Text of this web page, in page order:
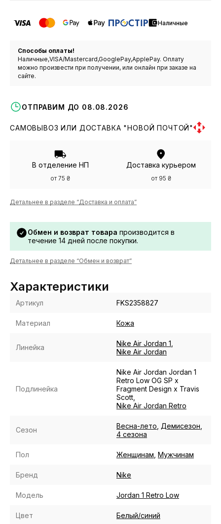
Наличные
Способы оплаты!
Наличные,VISA/Mastercard,GooglePay,ApplePay. Оплату
можно произвести при получении, или онлайн при заказе на
сайте.
ОТПРАВИМ ДО 08.08.2026
САМОВЫВОЗ ИЛИ ДОСТАВКА "НОВОЙ ПОЧТОЙ"
В отделение НП
от 75 ₴
Доставка курьером
от 95 ₴
Детальнее в разделе “Доставка и оплата”
Обмен и возврат товара производится в
течение 14 дней после покупки.
Детальнее в разделе “Обмен и возврат”
Характеристики
Артикул FKS2358827
Материал Кожа
Линейка Nike Air Jordan 1
Nike Air Jordan
Подлинейка
Nike Air Jordan Jordan 1
Retro Low OG SP x
Fragment Design x Travis
Scott,
Nike Air Jordan Retro
Сезон Весна-лето Демисезон
4 сезона
Пол Женщинам Мужчинам
Бренд Nike
Модель Jordan 1 Retro Low
Цвет Белый/синий